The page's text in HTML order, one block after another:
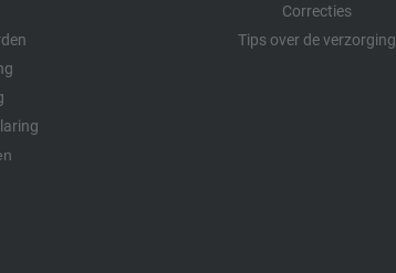
Correcties
Tips over de verzorging